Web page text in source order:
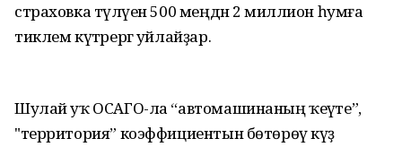
страховка түләүен 500 меңдән 2 миллион һумға
тиклем күтәрергә уйлайҙар.
Шулай уҡ ОСАГО-ла “автомашинаның ҡеүәте”,
"территория” коэффициентын бөтөрөү күҙ